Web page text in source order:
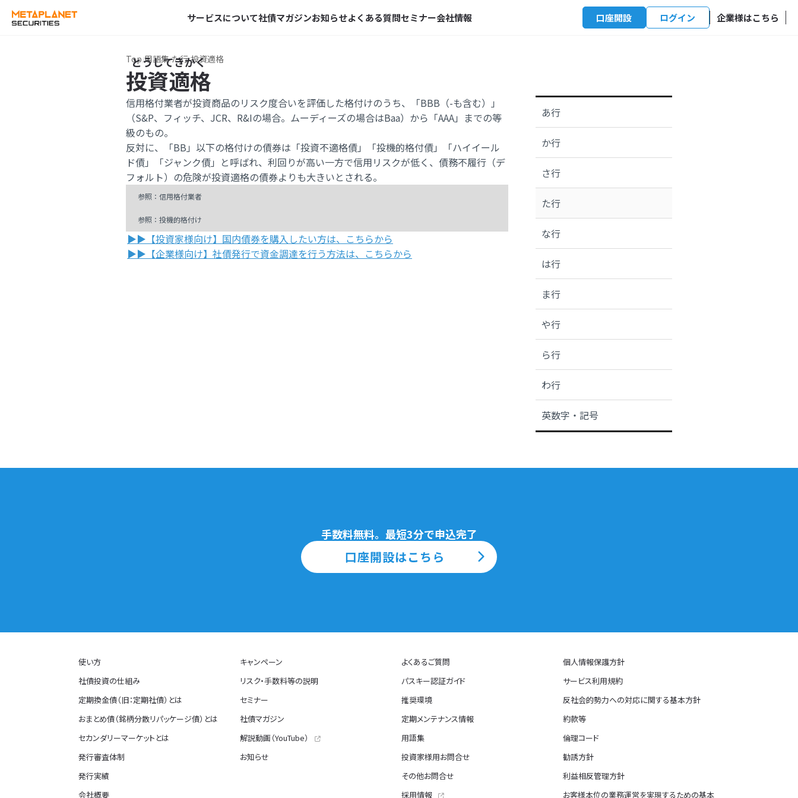
サービスについて社債マガジンお知らせよくある質問セミナー会社情報 口座開設 ログイン 企業様はこちら
Top 用語集 た行 投資適格
投資適格
信用格付業者が投資商品のリスク度合いを評価した格付けのうち、「BBB（-も含む）」
（S&P、フィッチ、JCR、R&Iの場合。ムーディーズの場合はBaa）から「AAA」までの等
級のもの。
反対に、「BB」以下の格付けの債券は「投資不適格債」「投機的格付債」「ハイイール
ド債」「ジャンク債」と呼ばれ、利回りが高い一方で信用リスクが低く、債務不履行（デ
フォルト）の危険が投資適格の債券よりも大きいとされる。
参照：信用格付業者
参照：投機的格付け
▶▶【投資家様向け】国内債券を購入したい方は、こちらから
▶▶【企業様向け】社債発行で資金調達を行う方法は、こちらから
あ行
か行
さ行
た行
な行
は行
ま行
や行
ら行
わ行
英数字・記号
手数料無料。最短3分で申込完了
口座開設はこちら
使い方
社債投資の仕組み
定期換金債（旧：定期社債）とは
おまとめ債（銘柄分散リパッケージ債）とは
セカンダリーマーケットとは
発行審査体制
発行実績
会社概要
キャンペーン
リスク・手数料等の説明
セミナー
社債マガジン
解説動画（YouTube）
お知らせ
よくあるご質問
パスキー認証ガイド
推奨環境
定期メンテナンス情報
用語集
投資家様用お問合せ
その他お問合せ
採用情報
個人情報保護方針
サービス利用規約
反社会的勢力への対応に関する基本方針
約款等
倫理コード
勧誘方針
利益相反管理方針
お客様本位の業務運営を実現するための基本